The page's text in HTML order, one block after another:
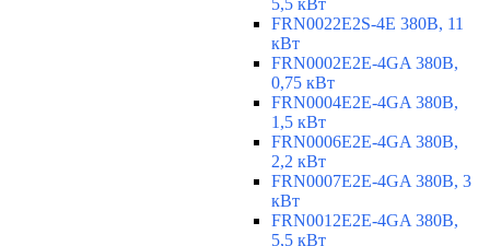
5,5 кВт
FRN0022E2S-4E 380В, 11
кВт
FRN0002E2E-4GA 380В,
0,75 кВт
FRN0004E2E-4GA 380В,
1,5 кВт
FRN0006E2E-4GA 380В,
2,2 кВт
FRN0007E2E-4GA 380В, 3
кВт
FRN0012E2E-4GA 380В,
5,5 кВт